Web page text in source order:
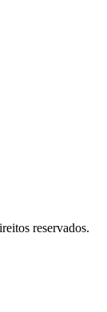
reservados.